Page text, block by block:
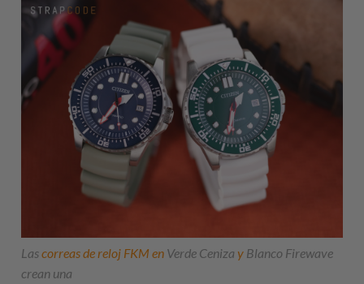
Lascorreas de reloj FKM en Verde Ceniza y Blanco Firewave
crean una